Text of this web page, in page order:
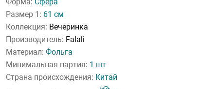
Размер 1: 61 см
Коллекция: Вечеринка
Производитель: Falali
Материал: Фольга
Минимальная партия: 1 шт
Страна происхождения: Китай